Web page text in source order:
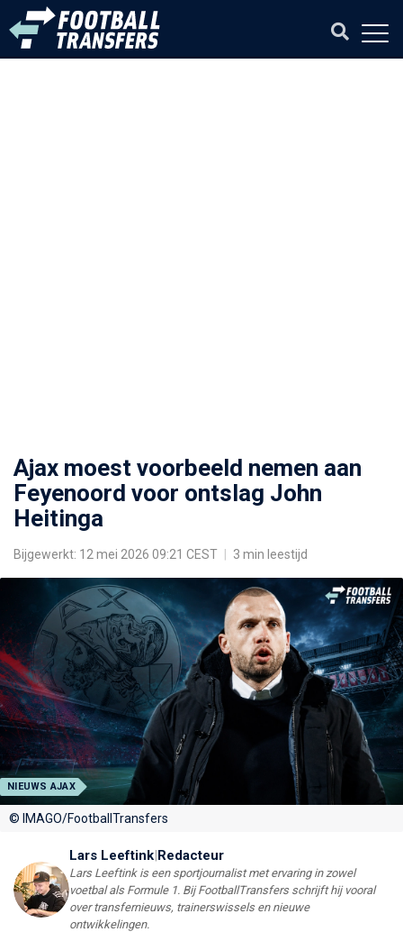
Ajax moest voorbeeld nemen aan
Feyenoord voor ontslag John
Heitinga
Bijgewerkt: 12 mei 2026 09:21 CEST 3 min leestijd
NIEUWS AJAX
© IMAGO/FootballTransfers
Lars Leeftink|Redacteur
Lars Leeftink is een sportjournalist met ervaring in zowel
voetbal als Formule 1. Bij FootballTransfers schrijft hij vooral
over transfernieuws, trainerswissels en nieuwe
ontwikkelingen.